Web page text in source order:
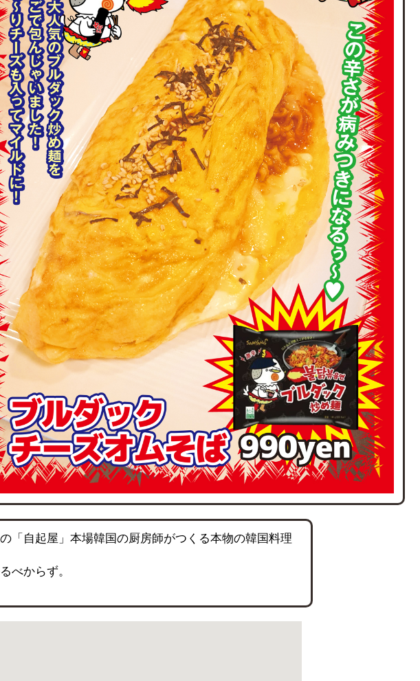
「自起屋」本場韓国の厨房師がつくる本物の韓国料理
べからず。